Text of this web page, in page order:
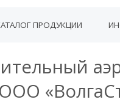
ПРОДУКЦИИ